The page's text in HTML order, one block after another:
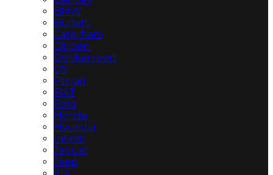
BMW
Bugatti
Caterham
Citroën
Donkervoort
DS
Ferrari
FIAT
Ford
Honda
Hyundai
Infiniti
Jaguar
Jeep